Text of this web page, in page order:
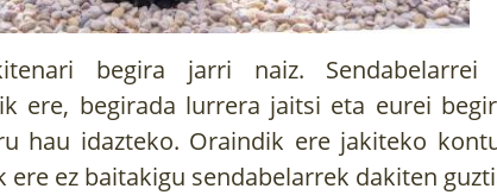
begira jarri naiz. Sendabelarrei
ere, begirada lurrera jaitsi eta eurei
hau idazteko. Oraindik ere jakiteko
ere ez baitakigu sendabelarrek dakiten